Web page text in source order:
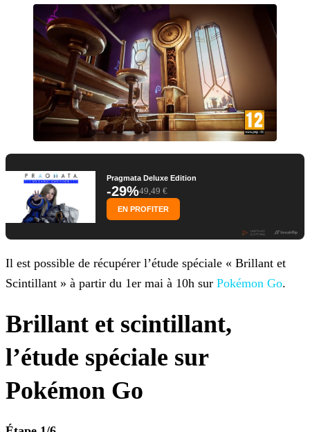
Pragmata Deluxe Edition
-29%49,49 €
EN PROFITER
Il est possible de récupérer l’étude spéciale « Brillant et
Scintillant » à partir du 1er mai à 10h sur Pokémon Go.
Brillant et scintillant,
l’étude spéciale sur
Pokémon Go